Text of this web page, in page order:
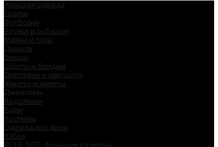
Женская одежда
Платья
Футболки
Блузки и рубашки
Майки и топы
Джинсы
Брюки
Шорты и бриджи
Толстовки и свитшоты
Жакеты и жилеты
Джемперы
Водолазки
Боди
Костюмы
Одежда для дома
Юбки
PLUS SIZE (Большие размеры)